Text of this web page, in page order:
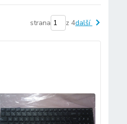
strana z 4další